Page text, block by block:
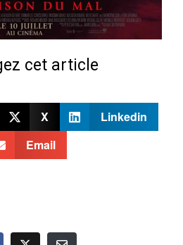
cet article
X
Linkedin
Email